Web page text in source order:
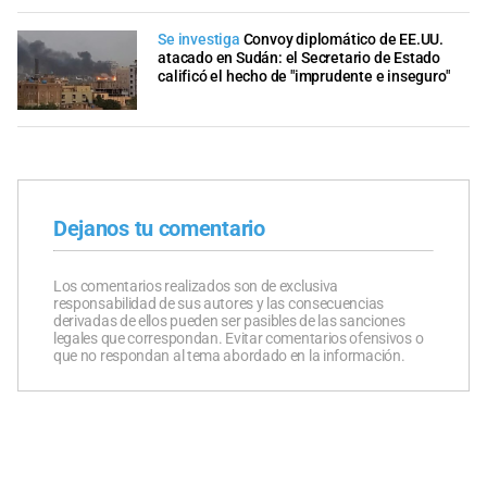
Se investiga Convoy diplomático de EE.UU.
atacado en Sudán: el Secretario de Estado
calificó el hecho de "imprudente e inseguro"
Dejanos tu comentario
Los comentarios realizados son de exclusiva
responsabilidad de sus autores y las consecuencias
derivadas de ellos pueden ser pasibles de las sanciones
legales que correspondan. Evitar comentarios ofensivos o
que no respondan al tema abordado en la información.